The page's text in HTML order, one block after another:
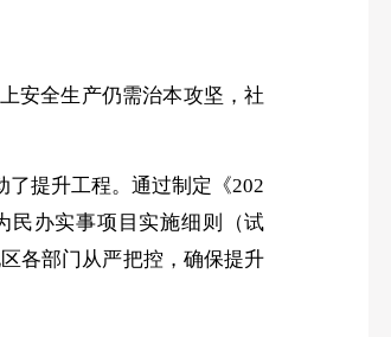
安全生产仍需治本攻坚，社
了提升工程。通过制定《202
民办实事项目实施细则（试
各部门从严把控，确保提升